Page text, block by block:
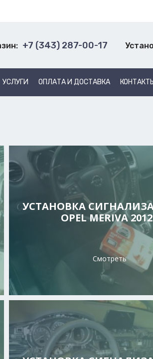
+7 (343) 287-00-17
УСЛУГИ ОПЛАТА И ДОСТАВКА КОНТАКТЫ
УСТАНОВКА
OPEL MERIVA
Смотреть